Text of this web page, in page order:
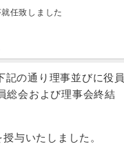
任致しました
記の通り理事並びに役員
総会および理事会終結
与いたしました。